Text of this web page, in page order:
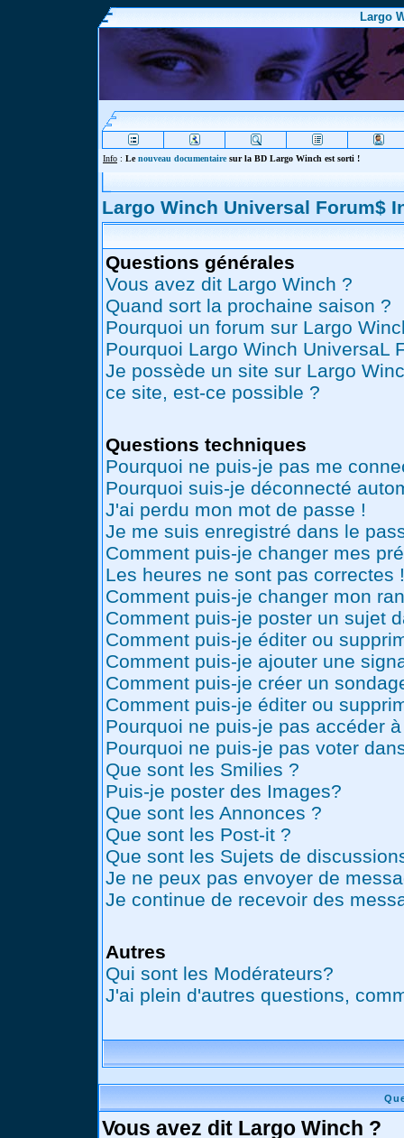
Largo
Info : Lenouveau documentairesur la BD Largo Winch est sorti !
Largo Winch Universal Forum$
Questions générales
Vous avez dit Largo Winch ?
Quand sort la prochaine saison ?
Pourquoi un forum sur Largo
Pourquoi Largo Winch UniversaL
Je possède un site sur Largo
ce site, est-ce possible ?
Questions techniques
Pourquoi ne puis-je pas me
Pourquoi suis-je déconnecté
J'ai perdu mon mot de passe !
Je me suis enregistré dans le
Comment puis-je changer mes
Les heures ne sont pas correctes !
Comment puis-je changer mon
Comment puis-je poster un sujet
Comment puis-je éditer ou
Comment puis-je ajouter une
Comment puis-je créer un
Comment puis-je éditer ou
Pourquoi ne puis-je pas accéder
Pourquoi ne puis-je pas voter
Que sont les Smilies ?
Puis-je poster des Images?
Que sont les Annonces ?
Que sont les Post-it ?
Que sont les Sujets de
Je ne peux pas envoyer de
Je continue de recevoir des
Autres
Qui sont les Modérateurs?
J'ai plein d'autres questions,
Vous avez dit Largo Winch ?